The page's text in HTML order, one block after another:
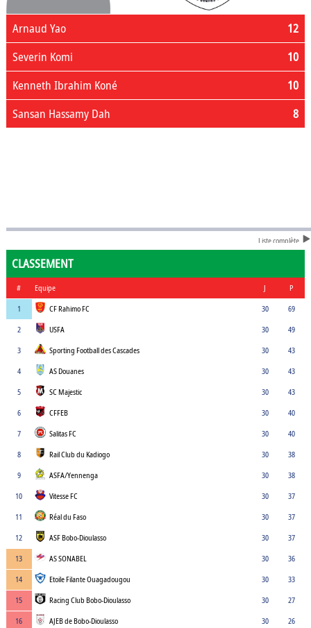
12
Arnaud Yao
10
Severin Komi
10
Kenneth Ibrahim Koné
8
Sansan Hassamy Dah
Liste complète
CLASSEMENT
# Equipe J
P
1
CF Rahimo FC 30
69
2
USFA 30
49
3
Sporting Football des Cascades 30
43
4
AS Douanes 30
43
5
SC Majestic 30
43
6
CFFEB 30
40
7
Salitas FC 30
40
8
Rail Club du Kadiogo 30
38
9
ASFA/Yennenga 30
38
10
Vitesse FC 30
37
11
Réal du Faso 30
37
12
ASF Bobo-Dioulasso 30
37
13
AS SONABEL 30
36
14
Etoile Filante Ouagadougou 30
33
15
Racing Club Bobo-Dioulasso 30
27
16
AJEB de Bobo-Dioulasso 30 26